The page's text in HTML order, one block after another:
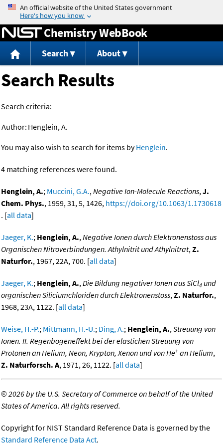
Jump to content
Chemistry WebBook
Search About
Search Results
Search criteria:
Author: Henglein, A.
You may also wish to search for items byHenglein.
4 matching references were found.
Henglein, A.; Muccini, G.A.,Negative Ion-Molecule Reactions,J.
Chem. Phys., 1959, 31, 5, 1426, https://doi.org/10.1063/1.1730618
. [all data]
Jaeger, K.; Henglein, A.,Negative Ionen durch Elektronenstoss aus
Organischen Nitroverbindungen. Athylnitrit und Athylnitrat,Z.
Naturfor., 1967, 22A, 700. [all data]
Jaeger, K.; Henglein, A.,Die Bildung negativer Ionen aus SiCl4 und
organischen Siliciumchloriden durch Elektronenstoss,Z. Naturfor.,
1968, 23A, 1122. [all data]
Weise, H.-P.; Mittmann, H.-U.; Ding, A.; Henglein, A.,Streuung von
Ionen. II. Regenbogeneffekt bei der elastichen Streuung von
Protonen an Helium, Neon, Krypton, Xenon und von He+ an Helium,
Z. Naturforsch. A, 1971, 26, 1122. [all data]
©2026 by the U.S. Secretary of Commerce on behalf of the United
States of America. All rights reserved.
Copyright for NIST Standard Reference Data is governed by the
Standard Reference Data Act.